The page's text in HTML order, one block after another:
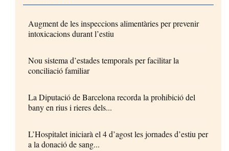
Augment de les inspeccions alimentàries per prevenir
intoxicacions durant l’estiu
Nou sistema d’estades temporals per facilitar la
conciliació familiar
La Diputació de Barcelona recorda la prohibició del
bany en rius i rieres dels...
L’Hospitalet iniciarà el 4 d’agost les jornades d’estiu per
a la donació de sang...